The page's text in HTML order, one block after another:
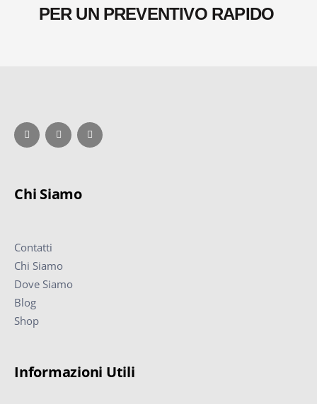
PER UN PREVENTIVO RAPIDO
Chi Siamo
Contatti
Chi Siamo
Dove Siamo
Blog
Shop
Informazioni Utili